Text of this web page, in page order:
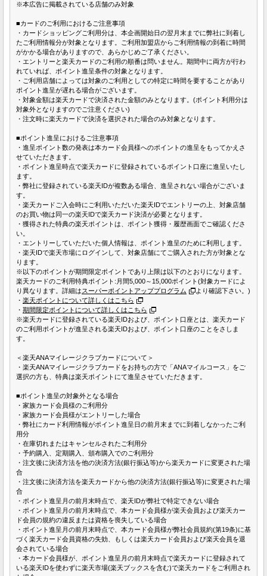
※本広告に掲載されている店舗のみ対象
■カードのご利用におけるご注意事項
・カードショッピングご利用分は、本企画開始日の翌月末までに弊社に到着し
たご利用情報分が対象となります。ご利用加盟店からご利用情報の到着に時間
がかかる場合がありますので、あらかじめご了承ください。
・エントリーと楽天カードのご利用の順番は問いません。期間中に両方が行わ
れていれば、ポイント進呈条件の対象となります。
・ご利用店舗によっては対象のご利用としての特定に時間を要することがあり
ポイント進呈が遅れる場合がございます。
・対象金額は楽天カードで決済された金額のみとなります。(ポイント利用分は
対象外となりますのでご注意ください)
・注文時に楽天カードで決済を選択された場合のみ対象となります。
■ポイント進呈におけるご注意事項
・進呈ポイント数の発表は本カード会員様へのポイントの進呈をもってかえさ
せていただきます。
・ポイント進呈時点で楽天カードに登録されているポイント口座に進呈いたし
ます。
・弊社に登録されている楽天IDが複数ある場合、進呈されない場合がございま
す。
・楽天カードご入会時にご利用いただいた楽天IDでエントリーの上、対象店舗
のお買い物は同一の楽天IDで楽天カード決済が必要となります。
・獲得された特典の楽天ポイントは、ポイント獲得・履歴画面でご確認くださ
い。
・エントリーしていただいた個人情報は、ポイント進呈のために利用します。
・楽天IDで楽天市場にログインして、対象店舗にてご購入された方が対象とな
ります。
※以下のポイントが期間限定ポイントであり上限は以下のとおりになります。
楽天カードのご利用特典ポイント:月間5,000～15,000ポイント(対象カードによ
り異なります。詳細はスーパーポイントアッププログラム
より確認下さい。)
・ 楽天ポイントについて詳しくはこちら
・ 期間限定ポイントについて詳しくはこちら
※楽天カードに登録されている楽天IDおよび、ポイント口座とは、楽天カード
のご利用ポイントが進呈される楽天IDおよび、ポイント口座のことをさしま
す。
＜楽天ANAマイレージクラブカードについて＞
・楽天ANAマイレージクラブカードをお持ちの方で「ANAマイルコース」をご
選択の方も、特典は楽天ポイントにて進呈させていただきます。
■ポイント進呈の対象外となる場合
・家族カード会員様のご利用分
・家族カード会員様がエントリーした場合
・弊社にカード利用情報がポイント進呈日の前月末までに到着しなかったご利
用分
・在庫切れまたはキャンセルされたご利用分
・予約購入、定期購入、頒布購入でのご利用分
・注文後に決済方法を他の決済方法(銀行振込等)から楽天カードに変更された場
合
・注文後に決済方法を楽天カードから他の決済方法(銀行振込等)に変更された場
合
・ポイント進呈月の前月末時点で、楽天IDが弊社で特定できない場合
・ポイント進呈月の前月末時点で、本カード会員様が楽天会員および楽天カー
ド会員の規約の違反または資格を喪失している場合
・ポイント進呈月の前月末時点で、本カード会員様が弊社会員規約(第19条)に基
づく楽天カード会員資格の失効、もしくは楽天カード会員および楽天会員を退
会されている場合
・本カード会員様が、ポイント進呈月の前月末時点で楽天カードに登録されて
いる楽天IDを使わずに楽天市場(楽天ブックスを含む)で楽天カードをご利用され